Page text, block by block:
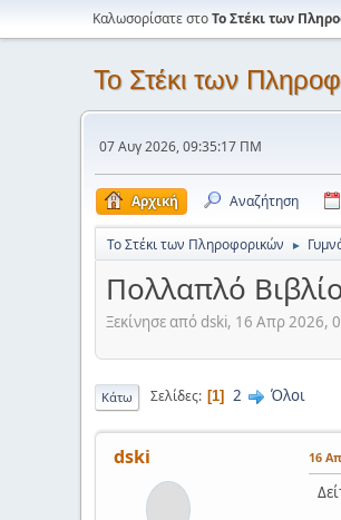
Καλωσορίσατε στοΤο Στέκι των
Το Στέκι των
07 Αυγ 2026, 09:35:17 ΠΜ
Αρχική Αναζήτηση
Το Στέκι των Πληροφορικών ►
Πολλαπλό
Ξεκίνησε από dski, 16 Απρ
Κάτω Σελίδες 1 2 Όλοι
dski 16